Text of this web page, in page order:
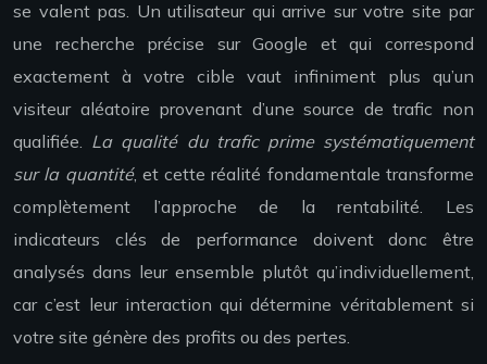
se valent pas. Un utilisateur qui arrive sur votre site par
une recherche précise sur Google et qui correspond
exactement à votre cible vaut infiniment plus qu’un
visiteur aléatoire provenant d’une source de trafic non
qualifiée. La qualité du trafic prime systématiquement
sur la quantité, et cette réalité fondamentale transforme
complètement l’approche de la rentabilité. Les
indicateurs clés de performance doivent donc être
analysés dans leur ensemble plutôt qu’individuellement,
car c’est leur interaction qui détermine véritablement si
votre site génère des profits ou des pertes.